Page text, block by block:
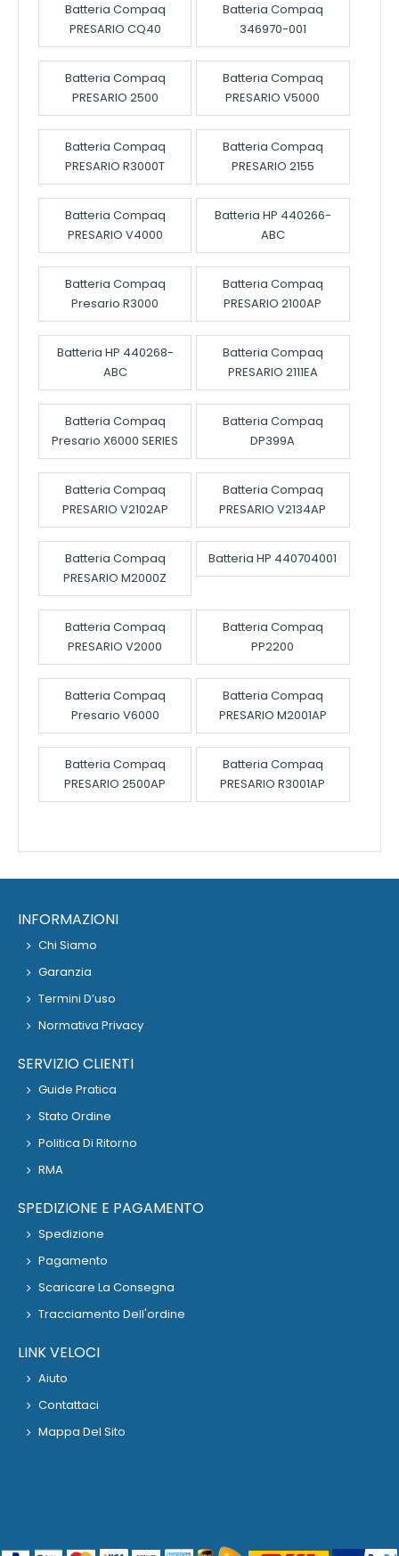
Batteria Compaq
PRESARIO CQ40
Batteria Compaq
346970-001
Batteria Compaq
PRESARIO 2500
Batteria Compaq
PRESARIO V5000
Batteria Compaq
PRESARIO R3000T
Batteria Compaq
PRESARIO 2155
Batteria Compaq
PRESARIO V4000
Batteria HP 440266-
ABC
Batteria Compaq
Presario R3000
Batteria Compaq
PRESARIO 2100AP
Batteria HP 440268-
ABC
Batteria Compaq
PRESARIO 2111EA
Batteria Compaq
Presario X6000 SERIES
Batteria Compaq
DP399A
Batteria Compaq
PRESARIO V2102AP
Batteria Compaq
PRESARIO V2134AP
Batteria Compaq
PRESARIO M2000Z
Batteria HP 440704001
Batteria Compaq
PRESARIO V2000
Batteria Compaq
PP2200
Batteria Compaq
Presario V6000
Batteria Compaq
PRESARIO M2001AP
Batteria Compaq
PRESARIO 2500AP
Batteria Compaq
PRESARIO R3001AP
INFORMAZIONI
Chi Siamo
Garanzia
Termini D’uso
Normativa Privacy
SERVIZIO CLIENTI
Guide Pratica
Stato Ordine
Politica Di Ritorno
RMA
SPEDIZIONE E PAGAMENTO
Spedizione
Pagamento
Scaricare La Consegna
Tracciamento Dell'ordine
LINK VELOCI
Aiuto
Contattaci
Mappa Del Sito